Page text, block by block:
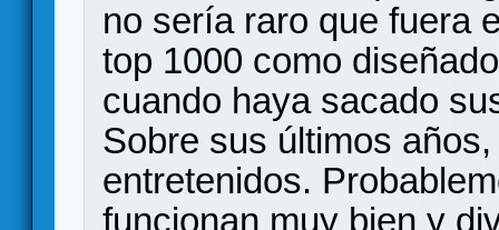
no sería raro que fuera
top 1000 como
cuando haya sacado
Sobre sus últimos
entretenidos.
funcionan muy bien y